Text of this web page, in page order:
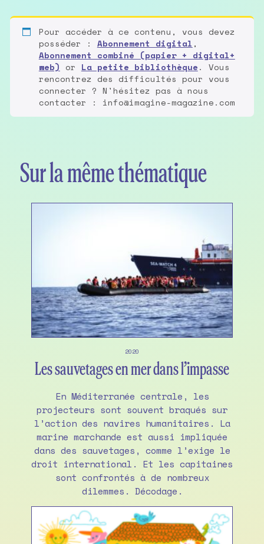
Pour accéder à ce contenu, vous devez
posséder : Abonnement digital ,
Abonnement combiné (papier + digital+
web) or La petite bibliothèque. Vous
rencontrez des difficultés pour vous
connecter ? N'hésitez pas à nous
contacter : info@imagine-magazine.com
Sur la même thématique
2020
Les sauvetages en mer dans l’impasse
En Méditerranée centrale, les
projecteurs sont souvent braqués sur
l’action des navires humanitaires. La
marine marchande est aussi impliquée
dans des sauvetages, comme l’exige le
droit international. Et les capitaines
sont confrontés à de nombreux
dilemmes. Décodage.